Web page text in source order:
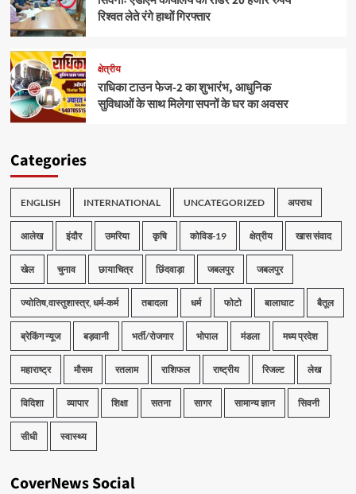
रिश्वत लेते रंगे हाथों गिरफ्तार
क्षेत्रीय
राधिका टाउन फेज-2 का शुभारंभ, आधुनिक
सुविधाओं के साथ मिलेगा सपनों के घर का अवसर
Categories
ENGLISH INTERNATIONAL UNCATEGORIZED अपराध
आलेख इंदौर उमरिया कृषि कोविड-19 क्षेत्रीय खास संवाद
खेल चुनाव छायाचित्र छिंदवाड़ा जबलपुर जबलपुर
ज्योतिष,वास्तुशास्त्र, धर्म-कर्म तबादला धर्म फोटो बालाघाट बैतूल
ब्रेकिंग न्यूज बड़वानी भर्ती/रोजगार भोपाल मंडला मध्य प्रदेश
महाराष्ट्र मौसम रतलाम राशिफल राष्ट्रीय रिजल्ट लेख
विदिशा व्यापार शिक्षा सतना सागर सामान्य ज्ञान सिवनी
सीधी स्वास्थ्य
CoverNews Social